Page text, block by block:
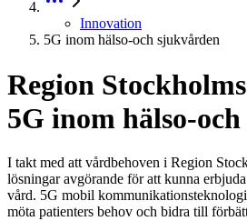
Innovation
5G inom hälso-och sjukvården
Region
5G inom hälso-
I takt med att vårdbehoven i Region
lösningar avgörande för att kunna
vård. 5G mobil
möta patienters behov och bidra till